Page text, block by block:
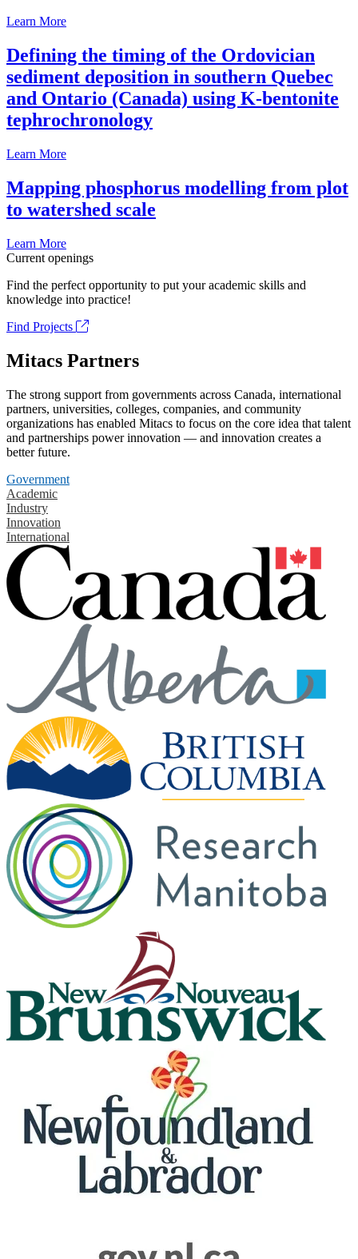
Learn More
Defining the timing of the Ordovician
sediment deposition in southern Quebec
and Ontario (Canada) using K-bentonite
tephrochronology
Learn More
Mapping phosphorus modelling from plot
to watershed scale
Learn More
Current openings
Find the perfect opportunity to put your academic skills and
knowledge into practice!
Find Projects
Mitacs Partners
The strong support from governments across Canada, international
partners, universities, colleges, companies, and community
organizations has enabled Mitacs to focus on the core idea that talent
and partnerships power innovation — and innovation creates a
better future.
Government
Academic
Industry
Innovation
International